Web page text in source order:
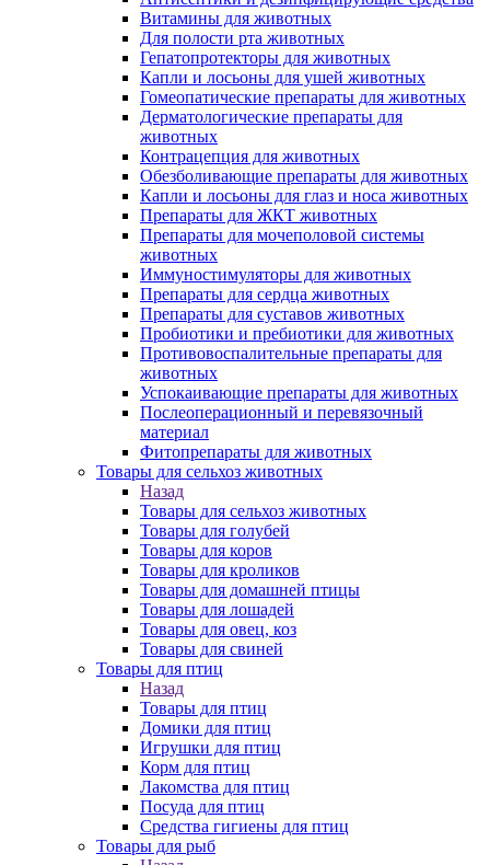
Витамины для животных
Для полости рта животных
Гепатопротекторы для животных
Капли и лосьоны для ушей животных
Гомеопатические препараты для животных
Дерматологические препараты для
животных
Контрацепция для животных
Обезболивающие препараты для животных
Капли и лосьоны для глаз и носа животных
Препараты для ЖКТ животных
Препараты для мочеполовой системы
животных
Иммуностимуляторы для животных
Препараты для сердца животных
Препараты для суставов животных
Пробиотики и пребиотики для животных
Противовоспалительные препараты для
животных
Успокаивающие препараты для животных
Послеоперационный и перевязочный
материал
Фитопрепараты для животных
Товары для сельхоз животных
Назад
Товары для сельхоз животных
Товары для голубей
Товары для коров
Товары для кроликов
Товары для домашней птицы
Товары для лошадей
Товары для овец, коз
Товары для свиней
Товары для птиц
Назад
Товары для птиц
Домики для птиц
Игрушки для птиц
Корм для птиц
Лакомства для птиц
Посуда для птиц
Средства гигиены для птиц
Товары для рыб